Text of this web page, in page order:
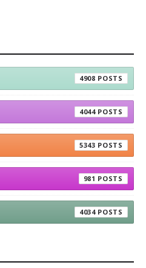
4908
4044
5343
981
4034